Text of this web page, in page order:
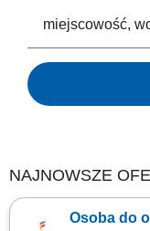
NAJNOWSZE
Osoba do